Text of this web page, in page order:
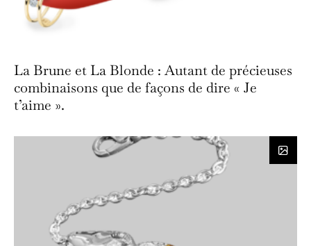
La Brune et La Blonde : Autant de précieuses
combinaisons que de façons de dire « Je
t’aime ».